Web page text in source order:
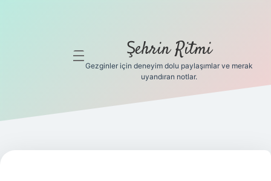
Gizlilik
menüyü
Şehrin Ritmi
Gezginler için deneyim dolu paylaşımlar ve merak
uyandıran notlar.